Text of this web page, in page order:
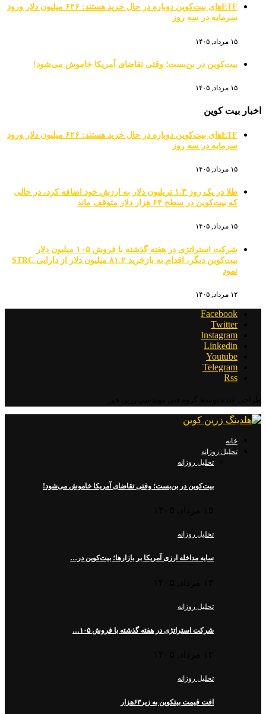
ETFهای بیت‌کوین دوباره در حال خرید هستند: ۶۲۶ میلیون دلار ورود
سرمایه در سه روز
۱۵ مرداد, ۱۴۰۵
بیت‌کوین در بن‌بست؛ وقتی تقاضای آمریکا خاموش می‌شود!
۱۵ مرداد, ۱۴۰۵
اخبار بیت کوین
ETFهای بیت‌کوین دوباره در حال خرید هستند: ۶۲۶ میلیون دلار ورود
سرمایه در سه روز
۱۵ مرداد, ۱۴۰۵
طلا در یک روز ۱.۳ تریلیون دلار به ارزش خود اضافه کرد، در حالی
که بیت‌کوین در سطح ۶۴ هزار دلار متوقف ماند
۱۵ مرداد, ۱۴۰۵
شرکت استراتژی در هفته گذشته با فروش ۱۰۵ میلیون دلار
بیت‌کوین دیگر، اقدام به بازخرید ۸۱.۲ میلیون دلار از دارایی STRC
نمود
۱۲ مرداد, ۱۴۰۵
Facebook
Twitter
Instagram
Linkedin
Youtube
Telegram
Rss
خانه
تحلیل روزانه
تحلیل روزانه
بیت‌کوین در بن‌بست؛ وقتی تقاضای آمریکا خاموش می‌شود!
تحلیل روزانه
سایه مداخله ارزی آمریکا بر بازارها؛ بیت‌کوین در…
تحلیل روزانه
شرکت استراتژی در هفته گذشته با فروش ۱۰۵…
تحلیل روزانه
افت قیمت بیتکوین به زیر۶۳هزار